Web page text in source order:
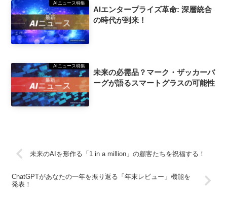
AIニュース特集
AIエンタープライズ革命: 深層統合
の時代が到来！
AIニュース特集
未来の必需品？マーク・ザッカーバ
ーグが語るスマートグラスの可能性
未来のAIを形作る「1 in a million」の顧客たちを祝福する！
ChatGPTがあなたの一年を振り返る「年末レビュー」機能を
発表！